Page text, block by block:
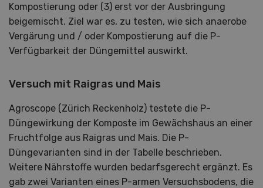
Kompostierung oder (3) erst vor der Ausbringung
beigemischt. Ziel war es, zu testen, wie sich anaerobe
Vergärung und / oder Kompostierung auf die P-
Verfügbarkeit der Düngemittel auswirkt.
Versuch mit Raigras und Mais
Agroscope (Zürich Reckenholz) testete die P-
Düngewirkung der Komposte im Gewächshaus an einer
Fruchtfolge aus Raigras und Mais. Die P-
Düngevarianten sind in der Tabelle beschrieben.
Weitere Nährstoffe wurden bedarfsgerecht ergänzt. Es
gab zwei Varianten eines P-armen Versuchsbodens, die